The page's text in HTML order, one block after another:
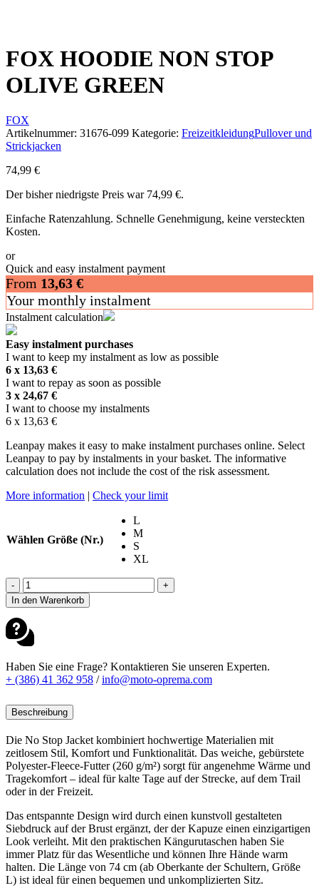
FOX HOODIE NON STOP
OLIVE GREEN
FOX
Artikelnummer: 31676-099 Kategorie: FreizeitkleidungPullover und
Strickjacken
74,99 €
Der bisher niedrigste Preis war 74,99 €.
Einfache Ratenzahlung. Schnelle Genehmigung, keine versteckten
Kosten.
or
Quick and easy instalment payment
From 13,63 €
Your monthly instalment
Instalment calculation
Easy instalment purchases
I want to keep my instalment as low as possible
6 x 13,63 €
I want to repay as soon as possible
3 x 24,67 €
I want to choose my instalments
6 x 13,63 €
Leanpay makes it easy to make instalment purchases online. Select
Leanpay to pay by instalments in your basket. The informative
calculation does not include the cost of the risk assessment.
More information | Check your limit
Wählen Größe (Nr.)
L
M
S
XL
-
FOX
HOODIE
NON
STOP
OLIVE
GREEN
Menge
+
In den Warenkorb
Haben Sie eine Frage? Kontaktieren Sie unseren Experten.
+ (386) 41 362 958 /info@moto-oprema.com
Beschreibung
Die No Stop Jacket kombiniert hochwertige Materialien mit
zeitlosem Stil, Komfort und Funktionalität. Das weiche, gebürstete
Polyester-Fleece-Futter (260 g/m²) sorgt für angenehme Wärme und
Tragekomfort – ideal für kalte Tage auf der Strecke, auf dem Trail
oder in der Freizeit.
Das entspannte Design wird durch einen kunstvoll gestalteten
Siebdruck auf der Brust ergänzt, der der Kapuze einen einzigartigen
Look verleiht. Mit den praktischen Kängurutaschen haben Sie
immer Platz für das Wesentliche und können Ihre Hände warm
halten. Die Länge von 74 cm (ab Oberkante der Schultern, Größe
L) ist ideal für einen bequemen und unkomplizierten Sitz.